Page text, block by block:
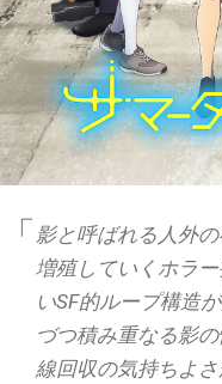
影と呼ばれる人外
増殖していくホラ
いSF的ループ構造
づつ積み重なる影
線回収の気持ちよさ